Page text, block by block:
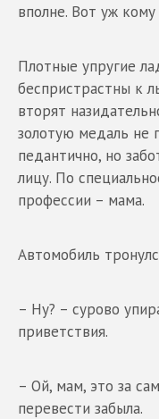
вполне. Вот уж
Плотные упругие
беспристрастны к
вторят
золотую медаль не
педантично, но
лицу. По
профессии – мама.
Автомобиль
– Ну? – сурово
приветствия.
– Ой, мам, это за
перевести забыла.